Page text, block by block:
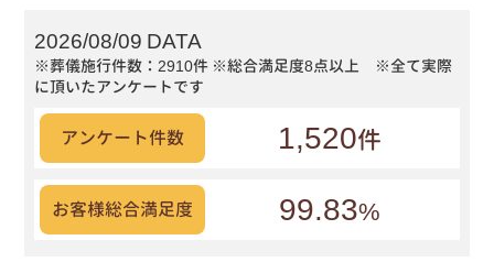
2026/08/09 DATA
※葬儀施行件数：2910件 ※総合満足度8点以上 ※全て実際
に頂いたアンケートです
アンケート件数 1,520件
お客様総合満足度 99.83%